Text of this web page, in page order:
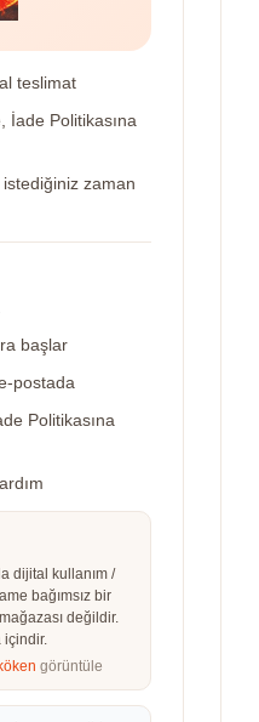
teslimat
İade Politikasına
zaman
başlar
postada
Politikasına
dijital kullanım /
bağımsız bir
değildir.
içindir.
görüntüle